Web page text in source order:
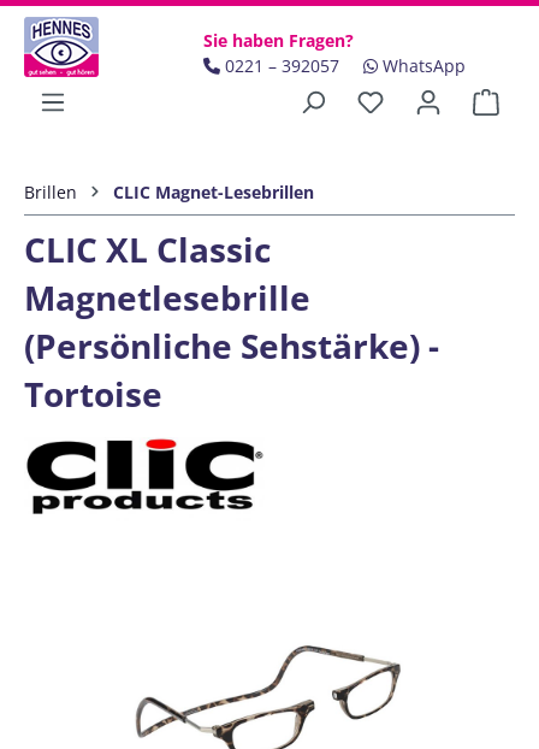
Zum Hauptinhalt springen
Sie haben Fragen?
0221 – 392057
WhatsApp
Brillen CLIC Magnet-Lesebrillen
CLIC XL Classic
Magnetlesebrille
(Persönliche Sehstärke) -
Tortoise